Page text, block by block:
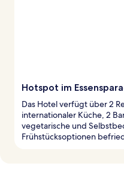
Hotspot im
Das Hotel verfügt über 2
internationaler Küche, 2
vegetarische und
Frühstücksoptionen